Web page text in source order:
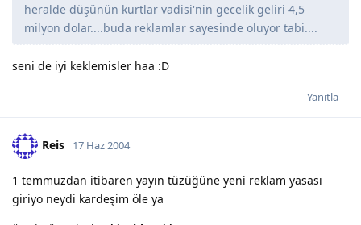
heralde düşünün kurtlar vadisi'nin gecelik geliri 4,5
milyon dolar....buda reklamlar sayesinde oluyor tabi....
seni de iyi keklemisler haa :D
Yanıtla
Reis 17 Haz 2004
1 temmuzdan itibaren yayın tüzüğüne yeni reklam yasası
giriyo neydi kardeşim öle ya